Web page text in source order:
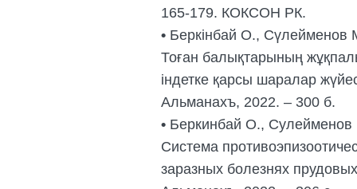
165-179. КОКСОН РК.
• Беркінбай О.,
Тоған балықтарының
індетке қарсы шаралар
Альманахъ, 2022. – 300 б.
• Беркинбай О.,
Система
заразных болезнях